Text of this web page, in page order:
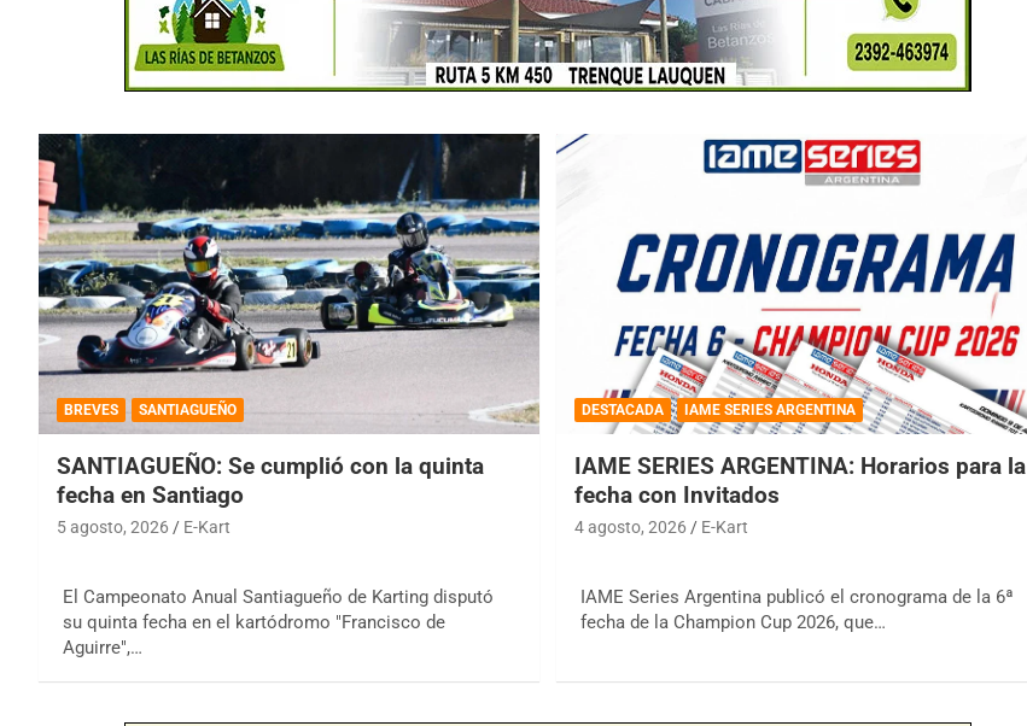
BREVES SANTIAGUEÑO
SANTIAGUEÑO: Se cumplió con la quinta
fecha en Santiago
5 agosto, 2026 E-Kart
El Campeonato Anual Santiagueño de Karting disputó
su quinta fecha en el kartódromo "Francisco de
Aguirre",…
DESTACADA IAME SERIES ARGENTINA
IAME SERIES ARGENTINA: Horarios para la
fecha con Invitados
4 agosto, 2026 E-Kart
IAME Series Argentina publicó el cronograma de la 6ª
fecha de la Champion Cup 2026, que…